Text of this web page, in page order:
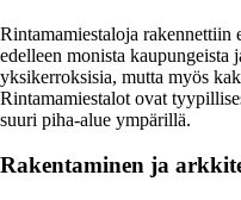
Rintamamiestaloja
edelleen monista kaupungeista
yksikerroksisia, mutta myös
Rintamamiestalot ovat
suuri piha-alue ympärillä.
Rakentaminen ja